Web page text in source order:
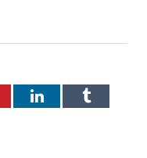
LinkedInTumblr